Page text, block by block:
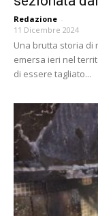
Redazione -
11 Dicembre 2024
Una brutta storia di
emersa ieri nel
di essere tagliato...